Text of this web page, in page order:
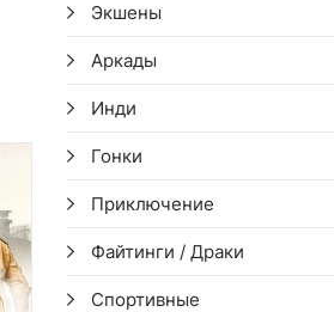
Экшены
Аркады
Инди
Гонки
Приключение
Файтинги / Драки
Спортивные